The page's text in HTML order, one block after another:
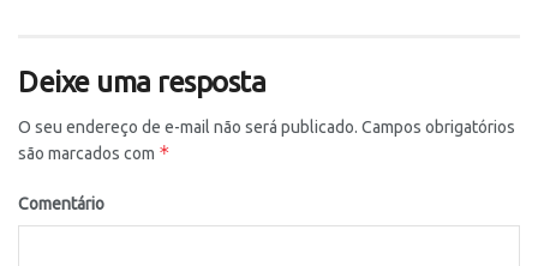
Deixe uma resposta
O seu endereço de e-mail não será publicado. Campos obrigatórios
são marcados com *
Comentário